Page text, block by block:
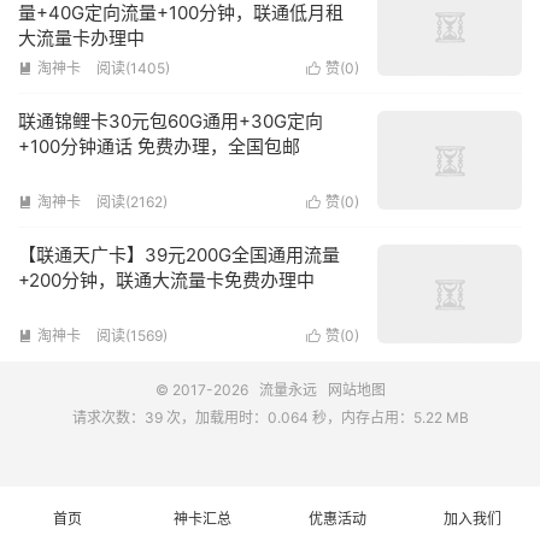
量+40G定向流量+100分钟，联通低月租
大流量卡办理中
 赞(0)
 淘神卡 阅读(1405)
联通锦鲤卡30元包60G通用+30G定向
+100分钟通话 免费办理，全国包邮
 赞(0)
 淘神卡 阅读(2162)
【联通天广卡】39元200G全国通用流量
+200分钟，联通大流量卡免费办理中
 赞(0)
 淘神卡 阅读(1569)
首页 神卡汇总 优惠活动 加入我们
© 2017-2026 流量永远
网站地图
请求次数：39 次，加载用时：0.064 秒，内存占用：5.22 MB